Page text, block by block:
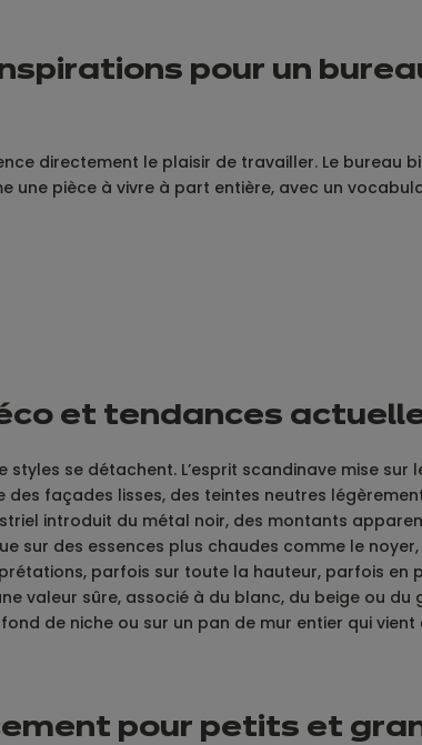
pour un
directement le plaisir de travailler. Le bureau
une pièce à vivre à part entière, avec un
et tendances
styles se détachent. L’esprit scandinave mise
des façades lisses, des teintes neutres
introduit du métal noir, des montants
sur des essences plus chaudes comme le
parfois sur toute la hauteur, parfois
valeur sûre, associé à du blanc, du beige ou
de niche ou sur un pan de mur entier qui vient
pour petits et